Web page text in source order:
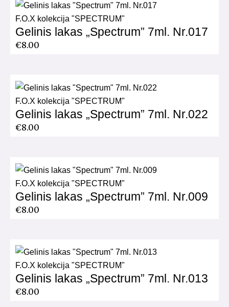
F.O.X kolekcija "SPECTRUM"
Gelinis lakas „Spectrum” 7ml. Nr.017
€8.00
F.O.X kolekcija "SPECTRUM"
Gelinis lakas „Spectrum” 7ml. Nr.022
€8.00
F.O.X kolekcija "SPECTRUM"
Gelinis lakas „Spectrum” 7ml. Nr.009
€8.00
F.O.X kolekcija "SPECTRUM"
Gelinis lakas „Spectrum” 7ml. Nr.013
€8.00